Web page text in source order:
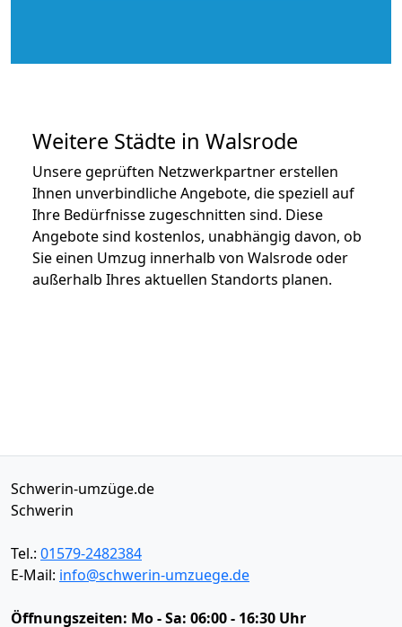
Weitere Städte in Walsrode
Unsere geprüften Netzwerkpartner erstellen
Ihnen unverbindliche Angebote, die speziell auf
Ihre Bedürfnisse zugeschnitten sind. Diese
Angebote sind kostenlos, unabhängig davon, ob
Sie einen Umzug innerhalb von Walsrode oder
außerhalb Ihres aktuellen Standorts planen.
Schwerin-umzüge.de
Schwerin
Tel.: 01579-2482384
E-Mail: info@schwerin-umzuege.de
Öffnungszeiten: Mo - Sa: 06:00 - 16:30 Uhr